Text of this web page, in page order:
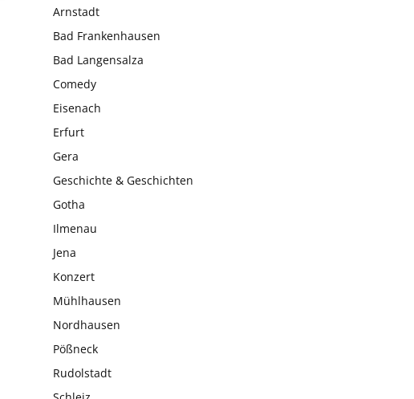
Arnstadt
Bad Frankenhausen
Bad Langensalza
Comedy
Eisenach
Erfurt
Gera
Geschichte & Geschichten
Gotha
Ilmenau
Jena
Konzert
Mühlhausen
Nordhausen
Pößneck
Rudolstadt